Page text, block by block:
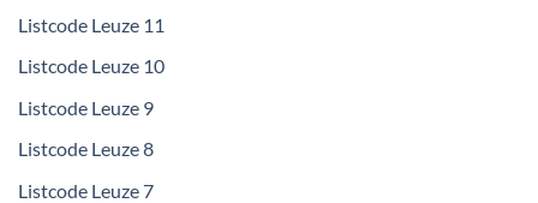
Listcode Leuze 11
Listcode Leuze 10
Listcode Leuze 9
Listcode Leuze 8
Listcode Leuze 7